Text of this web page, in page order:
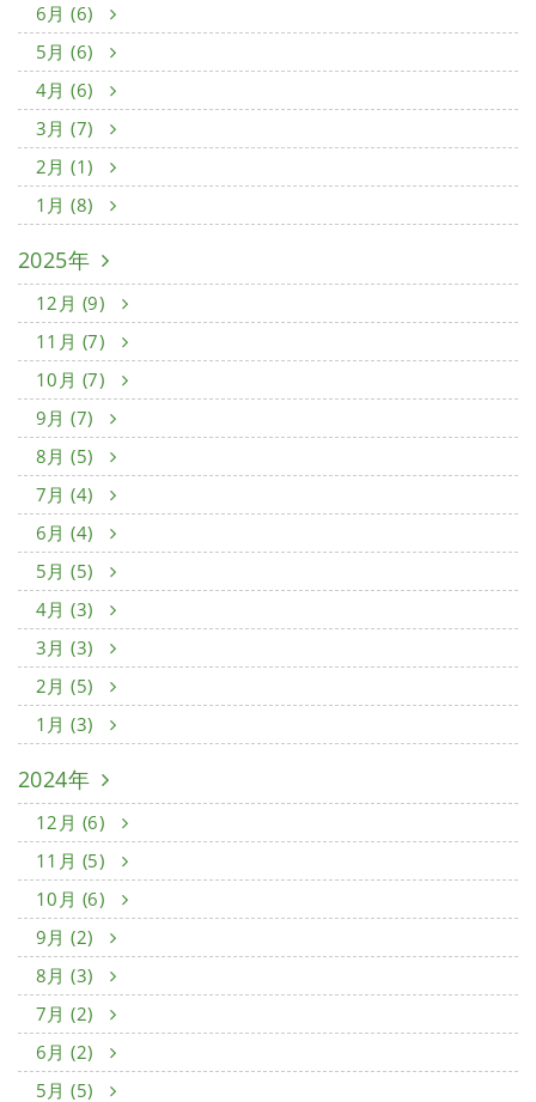
6月 (6)
5月 (6)
4月 (6)
3月 (7)
2月 (1)
1月 (8)
2025年
12月 (9)
11月 (7)
10月 (7)
9月 (7)
8月 (5)
7月 (4)
6月 (4)
5月 (5)
4月 (3)
3月 (3)
2月 (5)
1月 (3)
2024年
12月 (6)
11月 (5)
10月 (6)
9月 (2)
8月 (3)
7月 (2)
6月 (2)
5月 (5)